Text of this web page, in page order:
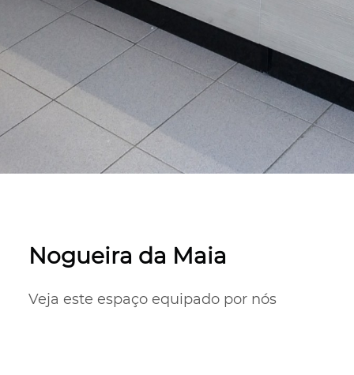
Nogueira da Maia
Veja este espaço equipado por nós